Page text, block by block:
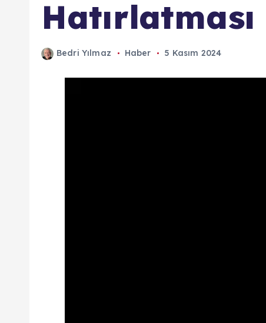
Hatırlatması
Bedri Yılmaz Haber 5 Kasım 2024